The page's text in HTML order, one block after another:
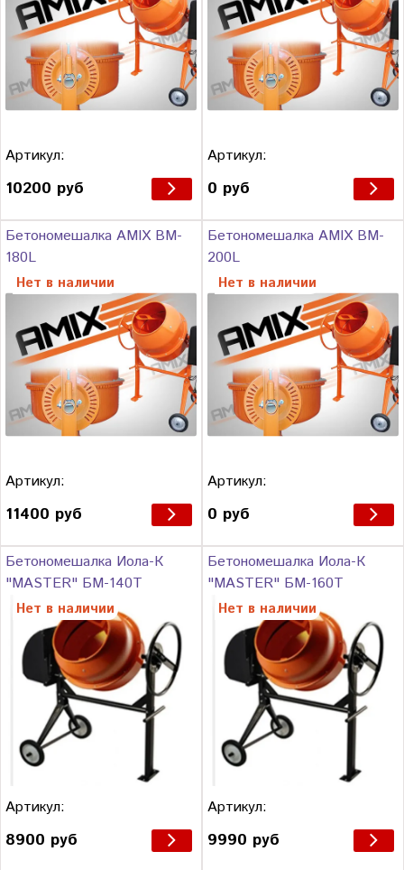
Артикул:
10200 руб
Артикул:
0 руб
Бетономешалка AMIX BM-
180L
Нет в наличии
Артикул:
11400 руб
Бетономешалка AMIX BM-
200L
Нет в наличии
Артикул:
0 руб
Бетономешалка Иола-К
"MASTER" БМ-140Т
Нет в наличии
Артикул:
8900 руб
Бетономешалка Иола-К
"MASTER" БМ-160Т
Нет в наличии
Артикул:
9990 руб